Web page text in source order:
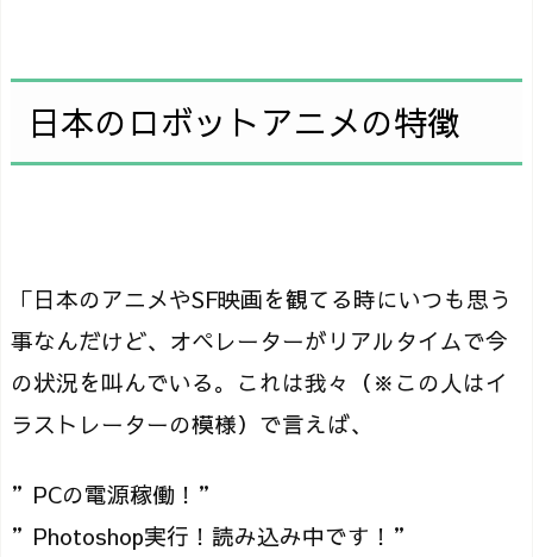
日本のロボットアニメの特徴
「日本のアニメやSF映画を観てる時にいつも思う
事なんだけど、オペレーターがリアルタイムで今
の状況を叫んでいる。これは我々（※この人はイ
ラストレーターの模様）で言えば、
”PCの電源稼働！”
”Photoshop実行！読み込み中です！”